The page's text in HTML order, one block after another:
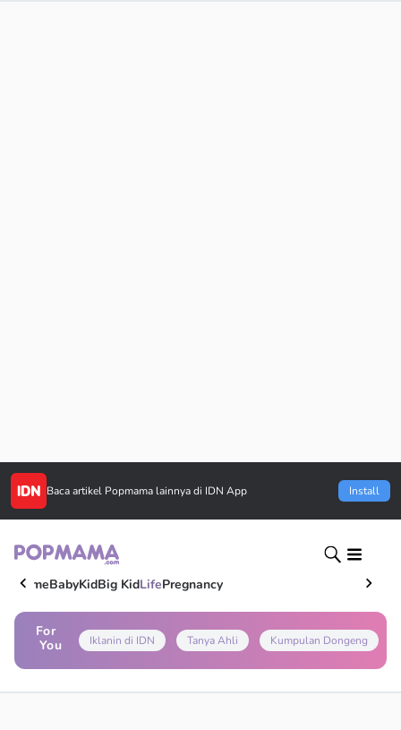
Baca artikel Popmama lainnya di IDN App Install
HomeBabyKidBig KidLifePregnancy
For
You
Iklanin di IDN Tanya Ahli Kumpulan Dongeng